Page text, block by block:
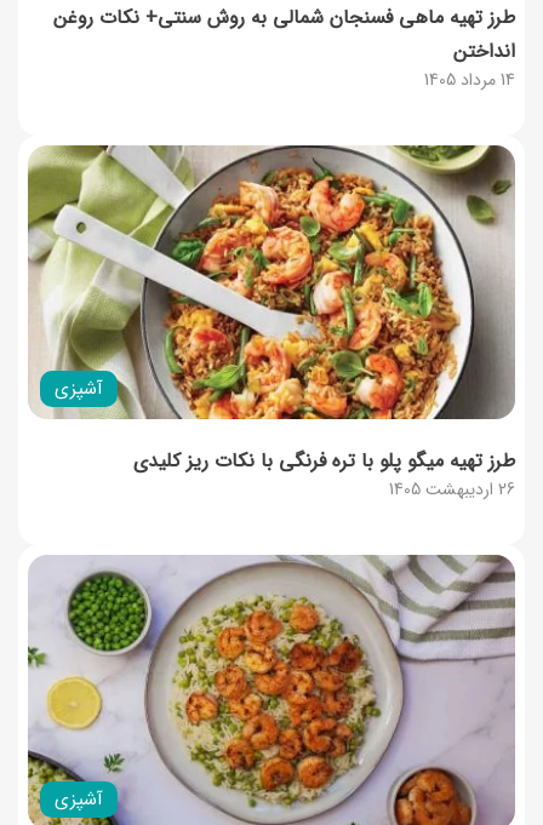
14 مرداد 1405
طرز تهیه ماهی فسنجان شمالی به روش سنتی+ نکات روغن
انداختن
آشپزی
26 اردیبهشت 1405
طرز تهیه میگو پلو با تره فرنگی با نکات ریز کلیدی
آشپزی